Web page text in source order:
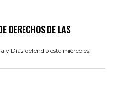
DERECHOS DE LAS
Díaz defendió este miércoles,